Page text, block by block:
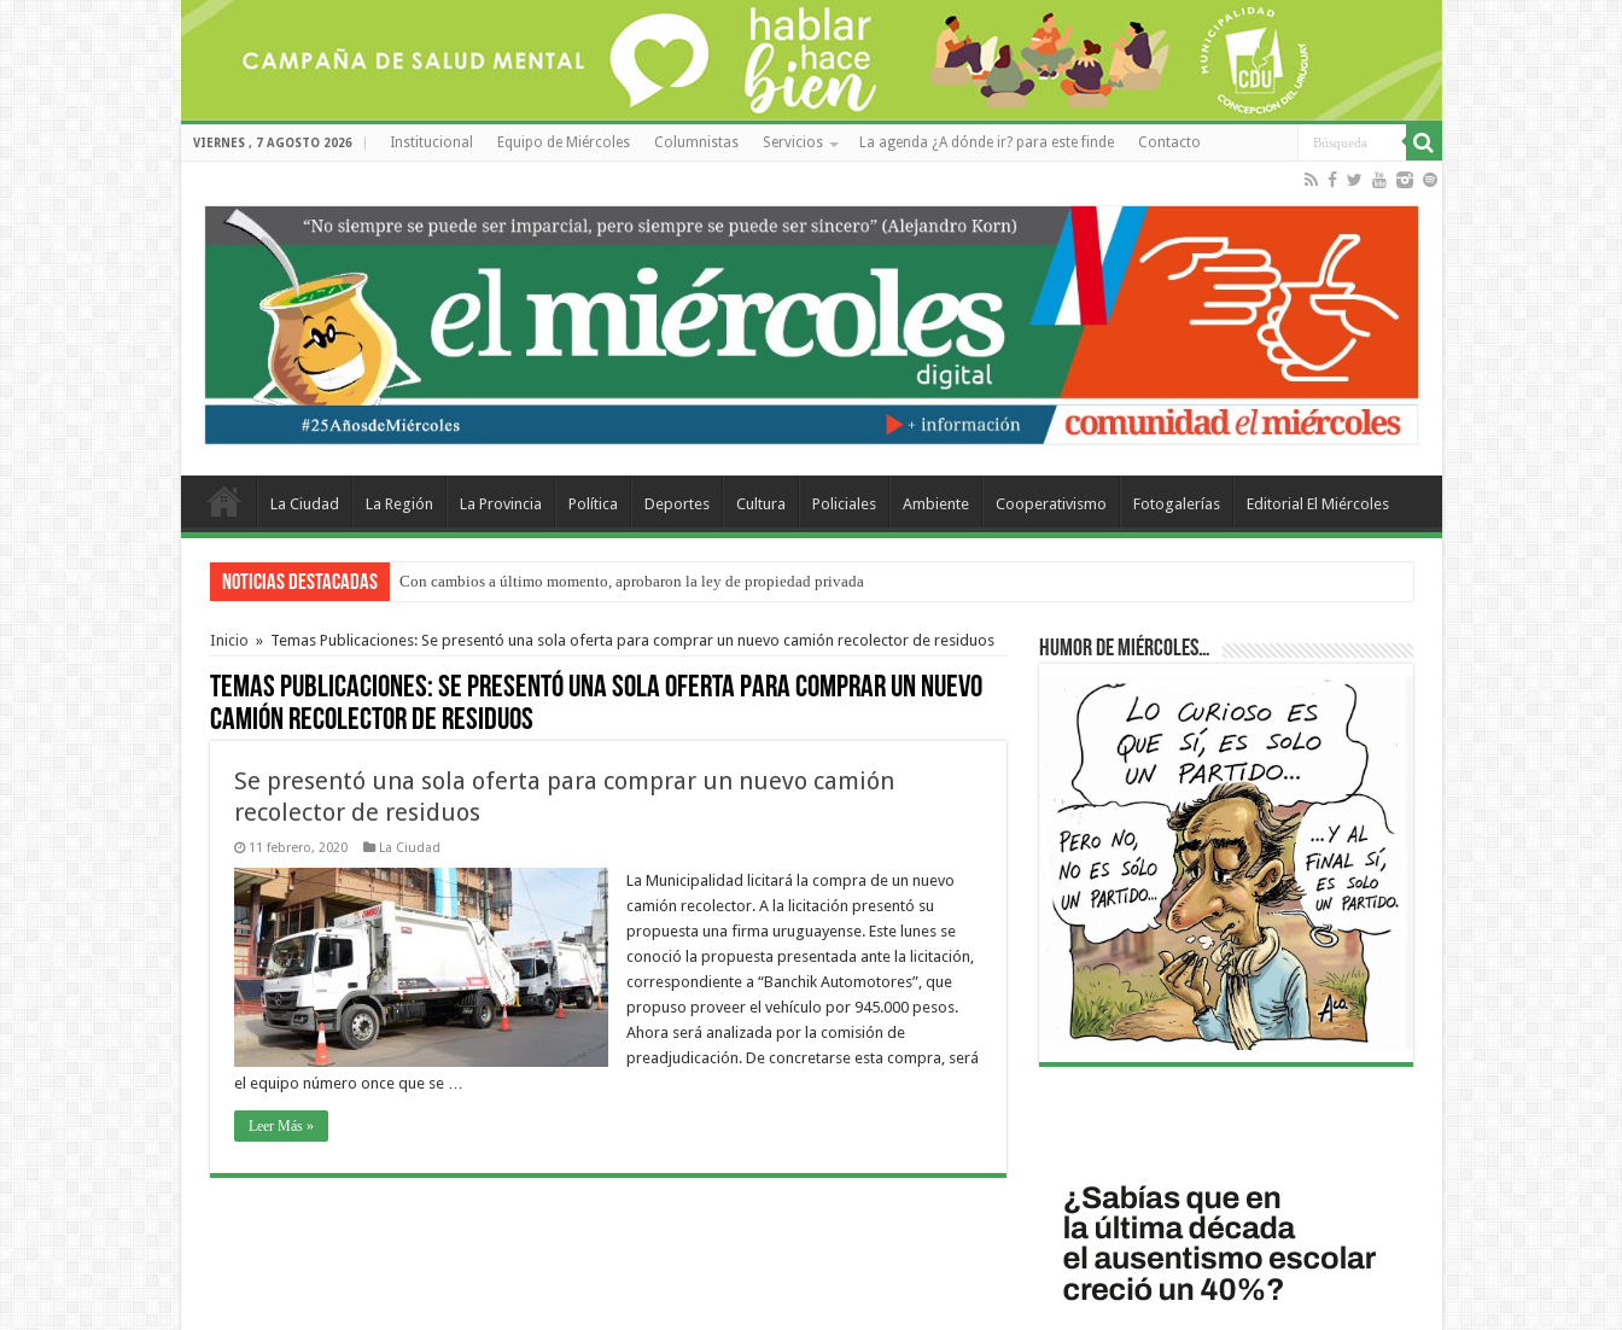
VIERNES , 7 AGOSTO 2026 Institucional Equipo de Miércoles Columnistas Servicios La agenda ¿A dónde ir? para este finde Contacto
La Ciudad La Región La Provincia Política Deportes Cultura Policiales Ambiente Cooperativismo Fotogalerías Editorial El Miércoles
Noticias Destacadas Con cambios a último momento, aprobaron la ley de propiedad privada
Inicio » Temas Publicaciones: Se presentó una sola oferta para comprar un nuevo camión recolector de residuos
Temas Publicaciones:Se presentó una sola oferta para comprar un nuevo
camión recolector de residuos
Se presentó una sola oferta para comprar un nuevo camión
recolector de residuos
11 febrero, 2020 La Ciudad
La Municipalidad licitará la compra de un nuevo
camión recolector. A la licitación presentó su
propuesta una firma uruguayense. Este lunes se
conoció la propuesta presentada ante la licitación,
correspondiente a “Banchik Automotores”, que
propuso proveer el vehículo por 945.000 pesos.
Ahora será analizada por la comisión de
preadjudicación. De concretarse esta compra, será
el equipo número once que se …
Leer Más »
Humor de Miércoles…